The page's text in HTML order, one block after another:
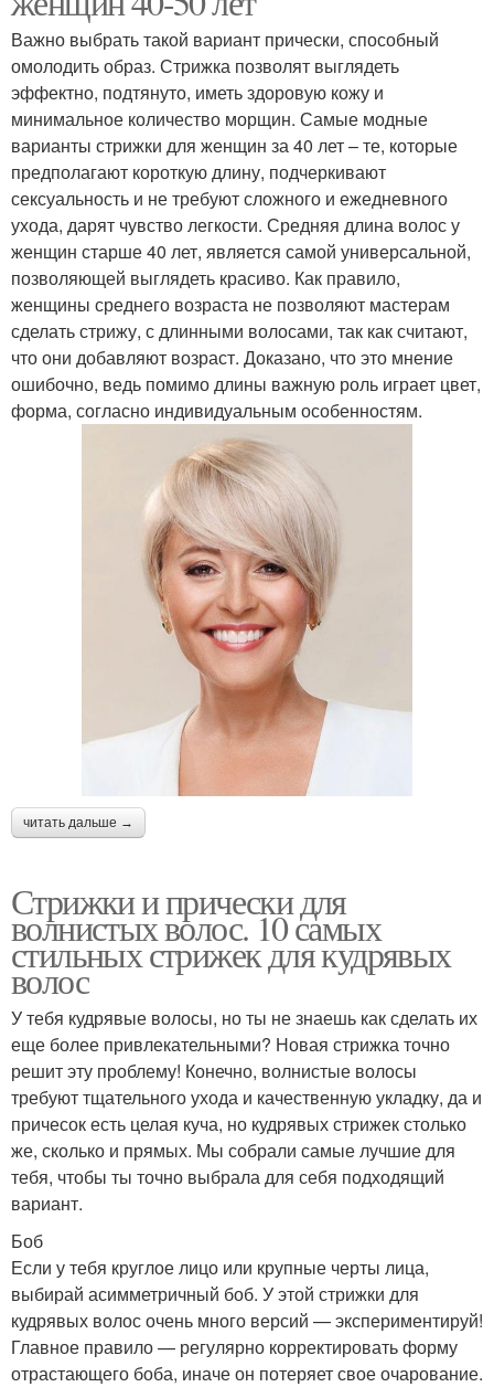
Важно выбрать такой вариант прически, способный
омолодить образ. Стрижка позволят выглядеть
эффектно, подтянуто, иметь здоровую кожу и
минимальное количество морщин. Самые модные
варианты стрижки для женщин за 40 лет – те, которые
предполагают короткую длину, подчеркивают
сексуальность и не требуют сложного и ежедневного
ухода, дарят чувство легкости. Средняя длина волос у
женщин старше 40 лет, является самой универсальной,
позволяющей выглядеть красиво. Как правило,
женщины среднего возраста не позволяют мастерам
сделать стрижу, с длинными волосами, так как считают,
что они добавляют возраст. Доказано, что это мнение
ошибочно, ведь помимо длины важную роль играет цвет,
форма, согласно индивидуальным особенностям.
читать дальше →
Стрижки и прически для
волнистых волос. 10 самых
стильных стрижек для кудрявых
волос
У тебя кудрявые волосы, но ты не знаешь как сделать их
еще более привлекательными? Новая стрижка точно
решит эту проблему! Конечно, волнистые волосы
требуют тщательного ухода и качественную укладку, да и
причесок есть целая куча, но кудрявых стрижек столько
же, сколько и прямых. Мы собрали самые лучшие для
тебя, чтобы ты точно выбрала для себя подходящий
вариант.
Боб
Если у тебя круглое лицо или крупные черты лица,
выбирай асимметричный боб. У этой стрижки для
кудрявых волос очень много версий — экспериментируй!
Главное правило — регулярно корректировать форму
отрастающего боба, иначе он потеряет свое очарование.